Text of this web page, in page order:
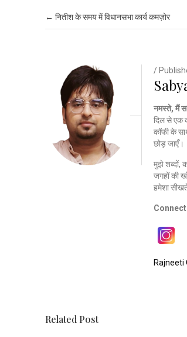
Post navigation
← नितीश के समय में विधानसभा कार्य कमज़ोर
/
नमस्ते, मैं
दिल से एक
कॉफी के
छोड़ जाएँ।
मुझे शब्दों,
जगहों की
हमेशा
Rajneeti
Related Post